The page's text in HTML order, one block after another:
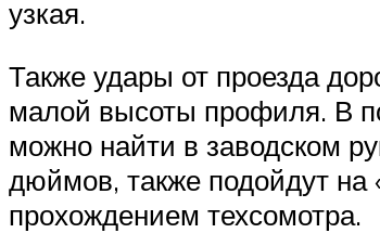
узкая.
Также удары от проезда
малой высоты профиля. В
можно найти в заводском
дюймов, также подойдут
прохождением техсомотра.